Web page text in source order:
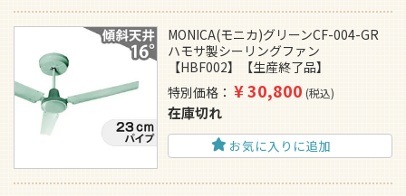
MONICA(モニカ)グリーンCF-004-GR
ハモサ製シーリングファン
【HBF002】【生産終了品】
特別価格
¥30,800 税込
在庫切れ
お気に入りに追加